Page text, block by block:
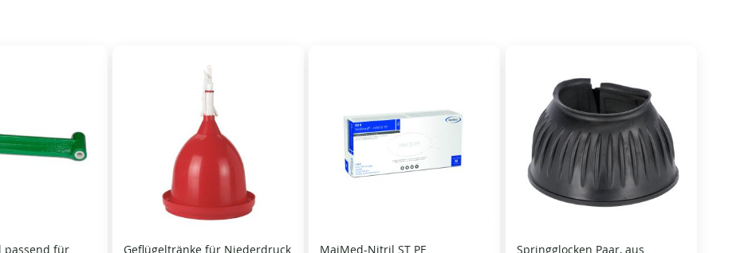
passend für
Geflügeltränke für Niederdruck
MaiMed-Nitril ST PF
Springglocken Paar, aus